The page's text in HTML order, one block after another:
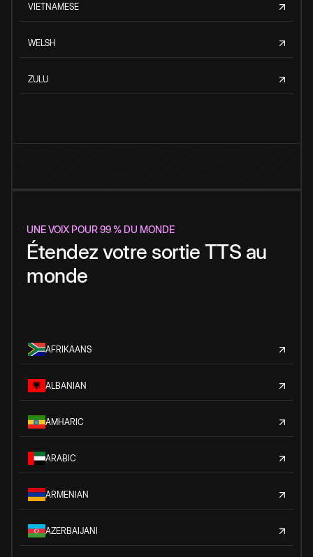
VIETNAMESE
WELSH
ZULU
UNE VOIX POUR 99 % DU MONDE
Étendez votre sortie TTS au
monde
AFRIKAANS
ALBANIAN
AMHARIC
ARABIC
ARMENIAN
AZERBAIJANI